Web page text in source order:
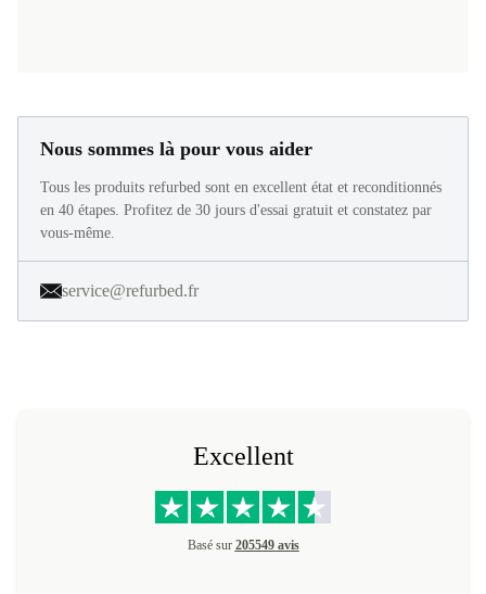
Nous sommes là pour vous aider
Tous les produits refurbed sont en excellent état et reconditionnés
en 40 étapes. Profitez de 30 jours d'essai gratuit et constatez par
vous-même.
service@refurbed.fr
Excellent
Basé sur 205549 avis